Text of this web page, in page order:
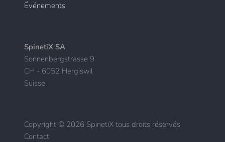
Événements
SpinetiX SA
Sonnenbergstrasse 9
CH - 6052 Hergiswil
Suisse
Copyright © 2026 SpinetiX tous droits réservés
|
Contact